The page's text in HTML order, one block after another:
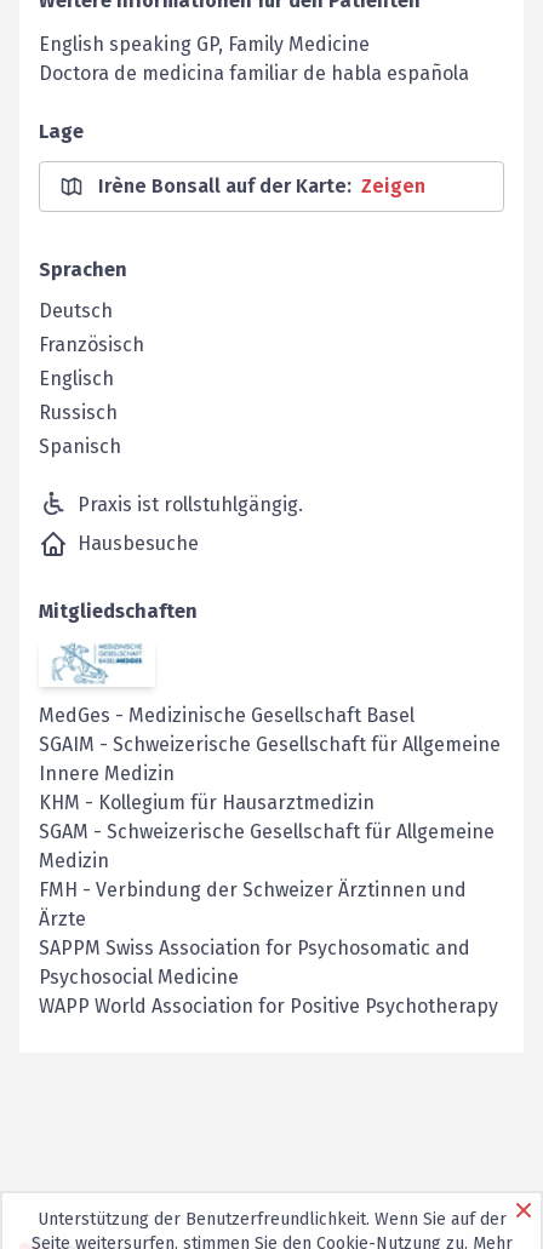
English speaking GP, Family Medicine
Doctora de medicina familiar de habla española
Lage
Irène Bonsall auf der Karte: Zeigen
Sprachen
Deutsch
Französisch
Englisch
Russisch
Spanisch
Praxis ist rollstuhlgängig.
Hausbesuche
Mitgliedschaften
MedGes - Medizinische Gesellschaft Basel
SGAIM - Schweizerische Gesellschaft für Allgemeine
Innere Medizin
KHM - Kollegium für Hausarztmedizin
SGAM - Schweizerische Gesellschaft für Allgemeine
Medizin
FMH - Verbindung der Schweizer Ärztinnen und
Ärzte
SAPPM Swiss Association for Psychosomatic and
Psychosocial Medicine
WAPP World Association for Positive Psychotherapy
Unterstützung der Benutzerfreundlichkeit. Wenn Sie auf der
Seite weitersurfen, stimmen Sie den Cookie-Nutzungzu. Mehr